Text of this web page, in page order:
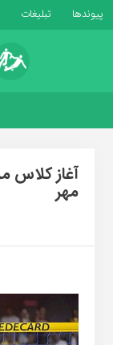
پیوندها تبلیغات
مهر